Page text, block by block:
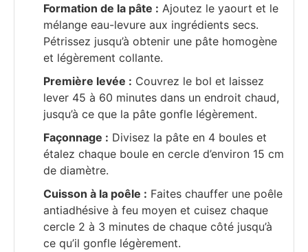
Formation de la pâte : Ajoutez le yaourt et le
mélange eau-levure aux ingrédients secs.
Pétrissez jusqu’à obtenir une pâte homogène
et légèrement collante.
Première levée : Couvrez le bol et laissez
lever 45 à 60 minutes dans un endroit chaud,
jusqu’à ce que la pâte gonfle légèrement.
Façonnage : Divisez la pâte en 4 boules et
étalez chaque boule en cercle d’environ 15 cm
de diamètre.
Cuisson à la poêle : Faites chauffer une poêle
antiadhésive à feu moyen et cuisez chaque
cercle 2 à 3 minutes de chaque côté jusqu’à
ce qu’il gonfle légèrement.